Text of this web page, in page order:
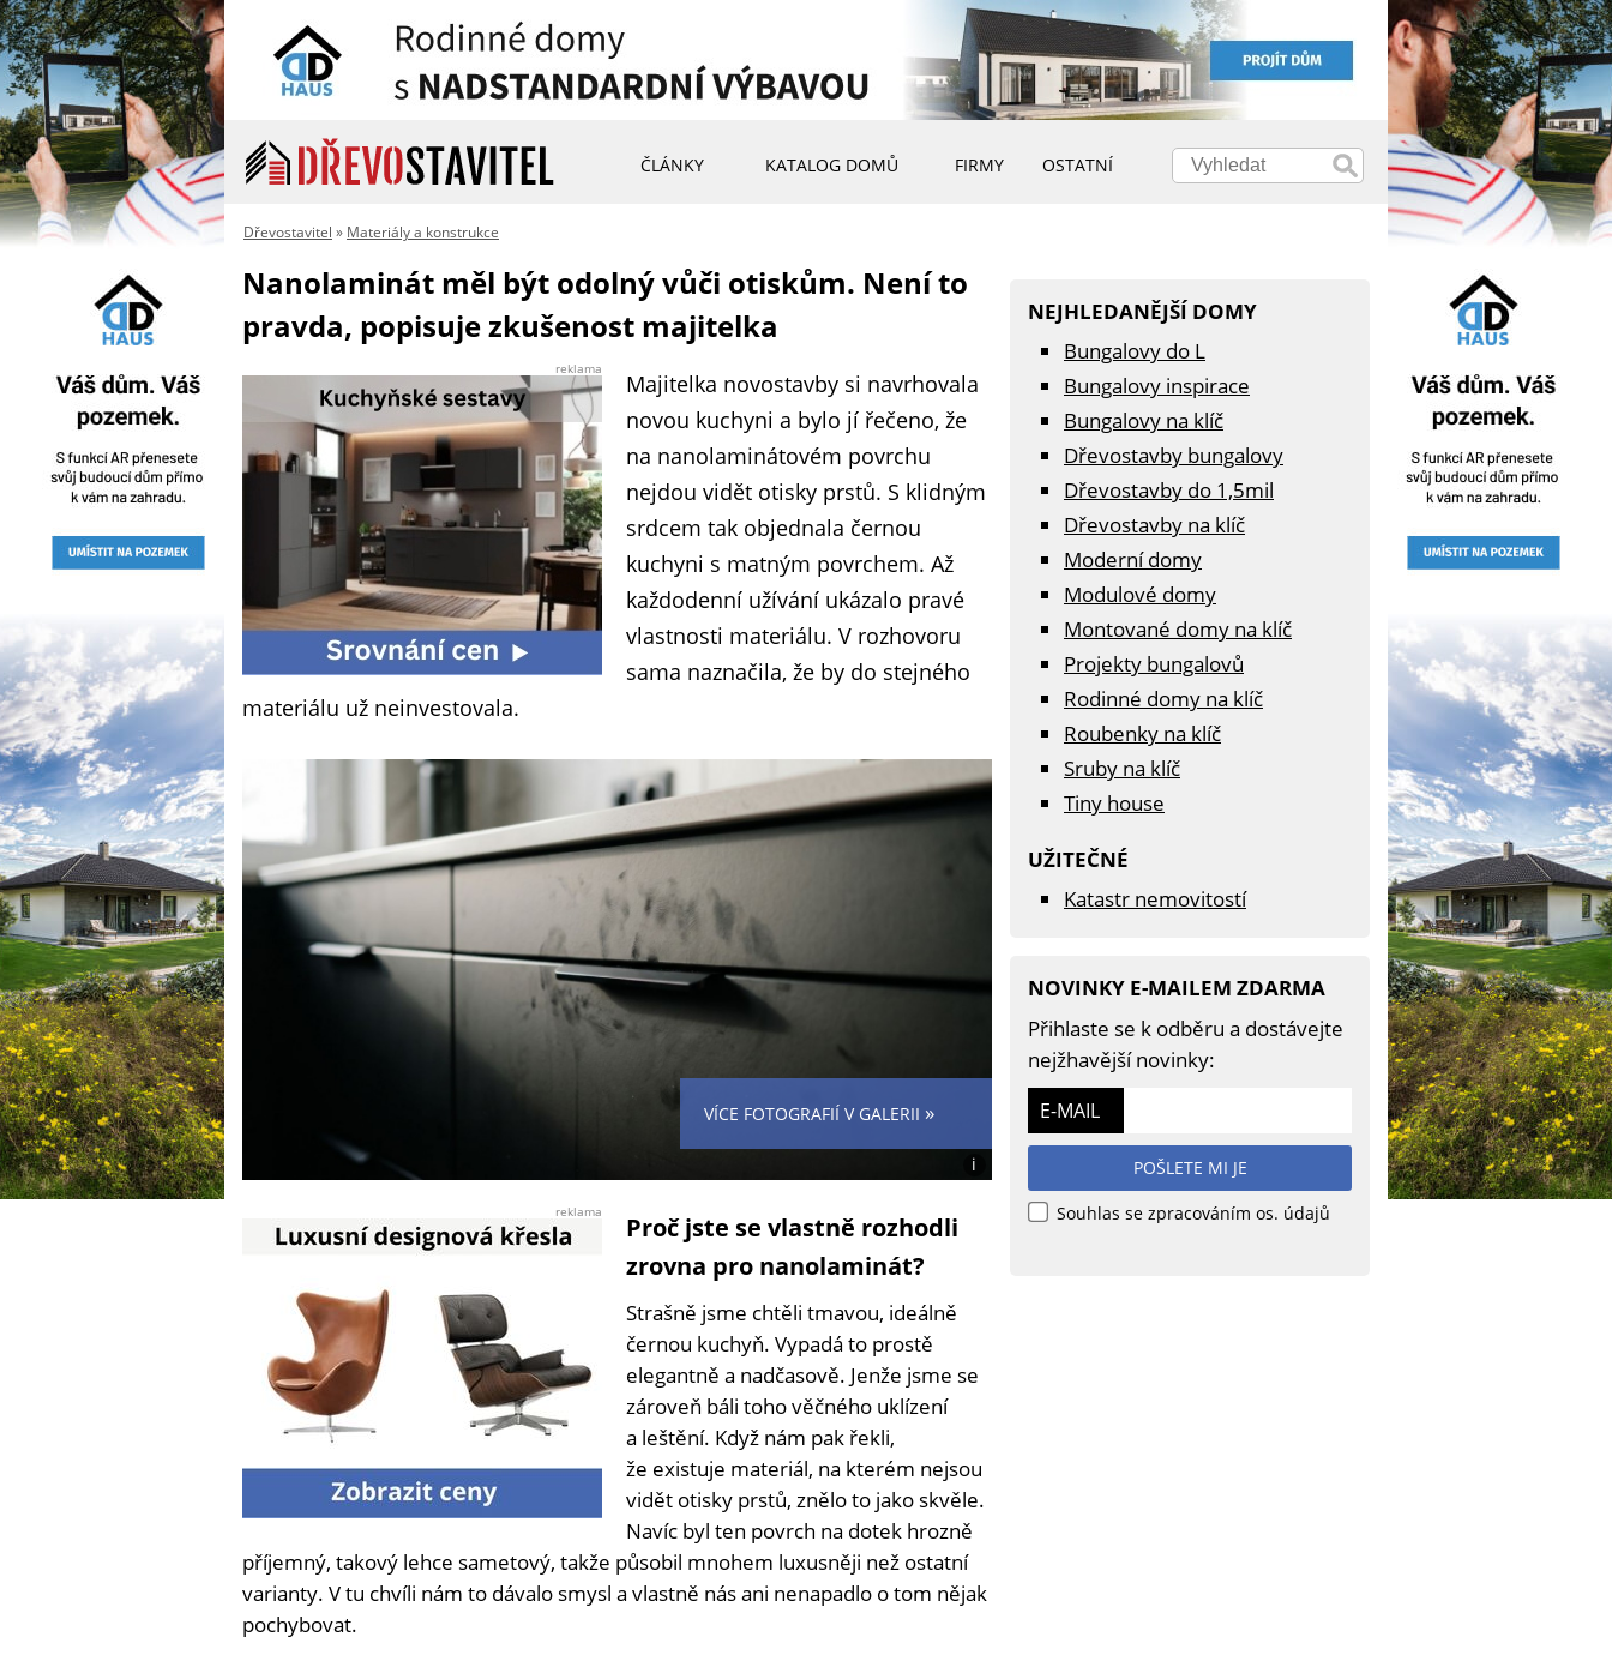
ČLÁNKY KATALOG DOMŮ FIRMY OSTATNÍ
Dřevostavitel » Materiály a konstrukce
Nanolaminát měl být odolný vůči otiskům. Není to
pravda, popisuje zkušenost majitelka
reklama
Majitelka novostavby si navrhovala
novou kuchyni a bylo jí řečeno, že
na nanolaminátovém povrchu
nejdou vidět otisky prstů. S klidným
srdcem tak objednala černou
kuchyni s matným povrchem. Až
každodenní užívání ukázalo pravé
vlastnosti materiálu. V rozhovoru
sama naznačila, že by do stejného
materiálu už neinvestovala.
VÍCE FOTOGRAFIÍ V GALERII »
i
Foto:
poskytnuto
čtenářem
reklama
Proč jste se vlastně rozhodli
zrovna pro nanolaminát?
Strašně jsme chtěli tmavou, ideálně
černou kuchyň. Vypadá to prostě
elegantně a nadčasově. Jenže jsme se
zároveň báli toho věčného uklízení
a leštění. Když nám pak řekli,
že existuje materiál, na kterém nejsou
vidět otisky prstů, znělo to jako skvěle.
Navíc byl ten povrch na dotek hrozně
příjemný, takový lehce sametový, takže působil mnohem luxusněji než ostatní
varianty. V tu chvíli nám to dávalo smysl a vlastně nás ani nenapadlo o tom nějak
pochybovat.
NEJHLEDANĚJŠÍ DOMY
Bungalovy do L
Bungalovy inspirace
Bungalovy na klíč
Dřevostavby bungalovy
Dřevostavby do 1,5mil
Dřevostavby na klíč
Moderní domy
Modulové domy
Montované domy na klíč
Projekty bungalovů
Rodinné domy na klíč
Roubenky na klíč
Sruby na klíč
Tiny house
UŽITEČNÉ
Katastr nemovitostí
NOVINKY E-MAILEM ZDARMA
Přihlaste se k odběru a dostávejte
nejžhavější novinky:
E-MAIL
POŠLETE MI JE
Souhlas se zpracováním os. údajů